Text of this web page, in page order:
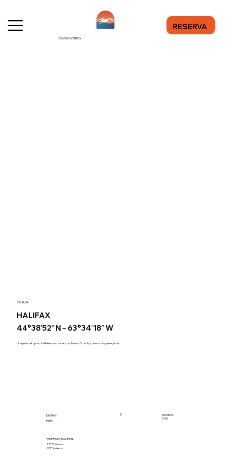
RESERVA
OGGI A BORDO
CANADÁ
HALIFAX
44°38′52″ N – 63°34′18″ W
Una parada imprescindible en un crucero por Nueva Escocia, con mucho que explorar.
IDIOMAS
Inglés
$
MONEDA
CAD
TEMPERATURA MEDIA
22ºC Verano
-5ºC Invierno